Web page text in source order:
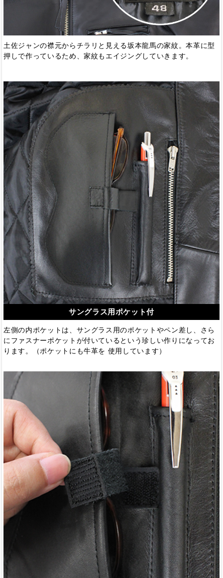
土佐ジャンの襟元からチラリと見える坂本龍馬の家紋。本革に型
押しで作っているため、家紋もエイジングしていきます。
サングラス用ポケット付
左側の内ポケットは、サングラス用のポケットやペン差し、さら
にファスナーポケットが付いているという珍しい作りになってお
ります。（ポケットにも牛革を 使用しています）